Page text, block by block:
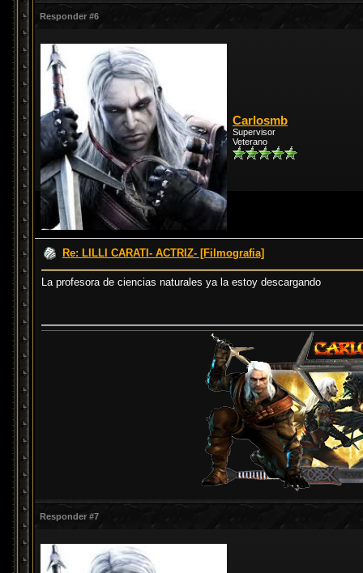
Responder #6
Carlosmb
Supervisor
Veterano
Re: LILLI CARATI- ACTRIZ- [Filmografia]
La profesora de ciencias naturales ya la estoy descargando
Responder #7